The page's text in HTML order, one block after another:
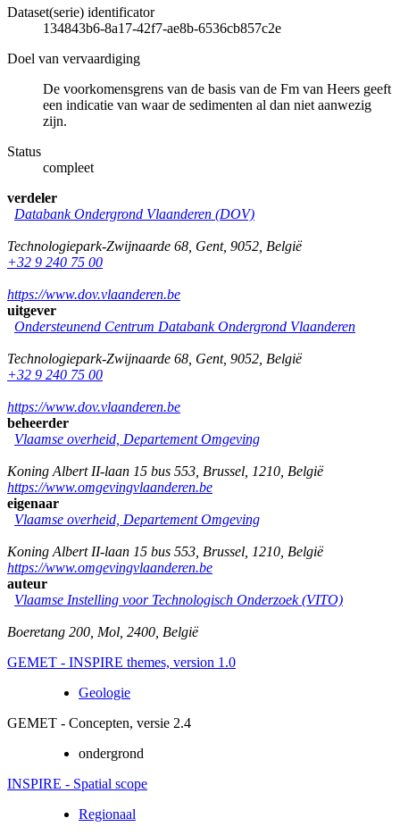
Dataset(serie) identificator
134843b6-8a17-42f7-ae8b-6536cb857c2e
Doel van vervaardiging
De voorkomensgrens van de basis van de Fm van Heers geeft
een indicatie van waar de sedimenten al dan niet aanwezig
zijn.
Status
compleet
verdeler
Databank Ondergrond Vlaanderen (DOV)
Technologiepark-Zwijnaarde 68 Gent, 9052 België
+32 9 240 75 00
https://www.dov.vlaanderen.be
uitgever
Ondersteunend Centrum Databank Ondergrond Vlaanderen
Technologiepark-Zwijnaarde 68 Gent, 9052 België
+32 9 240 75 00
https://www.dov.vlaanderen.be
beheerder
Vlaamse overheid, Departement Omgeving
Koning Albert II-laan 15 bus 553 Brussel 1210 België
https://www.omgevingvlaanderen.be
eigenaar
Vlaamse overheid, Departement Omgeving
Koning Albert II-laan 15 bus 553 Brussel 1210 België
https://www.omgevingvlaanderen.be
auteur
Vlaamse Instelling voor Technologisch Onderzoek (VITO)
Boeretang 200 Mol 2400 België
GEMET - INSPIRE themes, version 1.0
Geologie
GEMET - Concepten, versie 2.4
ondergrond
INSPIRE - Spatial scope
Regionaal